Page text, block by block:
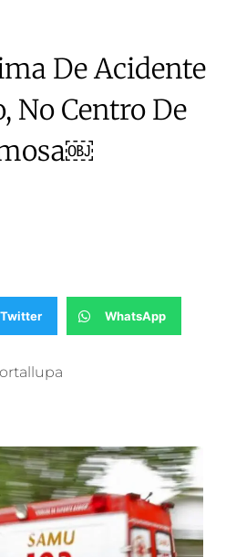
De Acidente
No Centro De
Twitter WhatsApp